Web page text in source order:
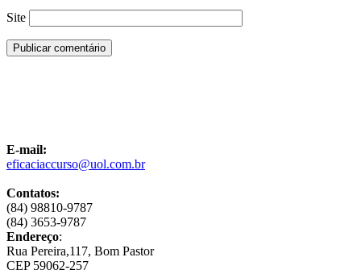
Site
E-mail:
eficaciaccurso@uol.com.br
Contatos:
(84) 98810-9787
(84) 3653-9787
Endereço:
Rua Pereira,117, Bom Pastor
CEP 59062-257